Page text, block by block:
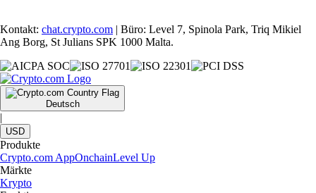
Kontakt: chat.crypto.com | Büro: Level 7, Spinola Park, Triq Mikiel
Ang Borg, St Julians SPK 1000 Malta.
Deutsch
|
USD
Produkte
Crypto.com AppOnchainLevel Up
Märkte
Krypto